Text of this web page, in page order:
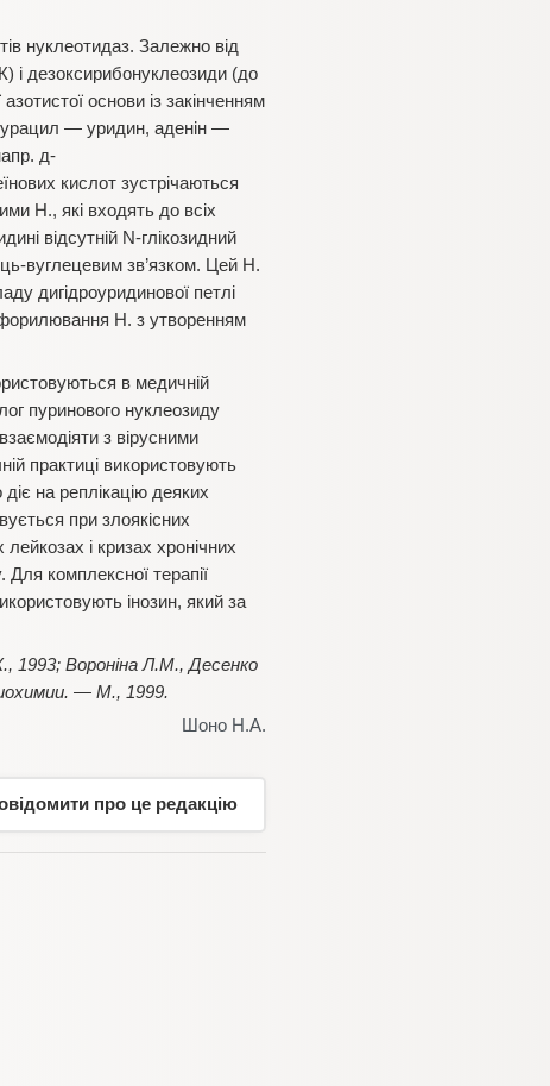
нуклеотидаз. Залежно від
і дезоксирибонуклеозиди (до
основи із закінченням
урацил — уридин, аденін —
д-
кислот зустрічаються
Н., які входять до всіх
відсутній N-глікозидний
вуглецевим зв’язком. Цей Н.
дигідроуридинової петлі
Н. з утворенням
в медичній
пуринового нуклеозиду
з вірусними
практиці використовують
на реплікацію деяких
при злоякісних
і кризах хронічних
комплексної терапії
інозин, який за
1993; Вороніна Л.М., Десенко
— М., 1999.
Шоно Н.А.
про це редакцію